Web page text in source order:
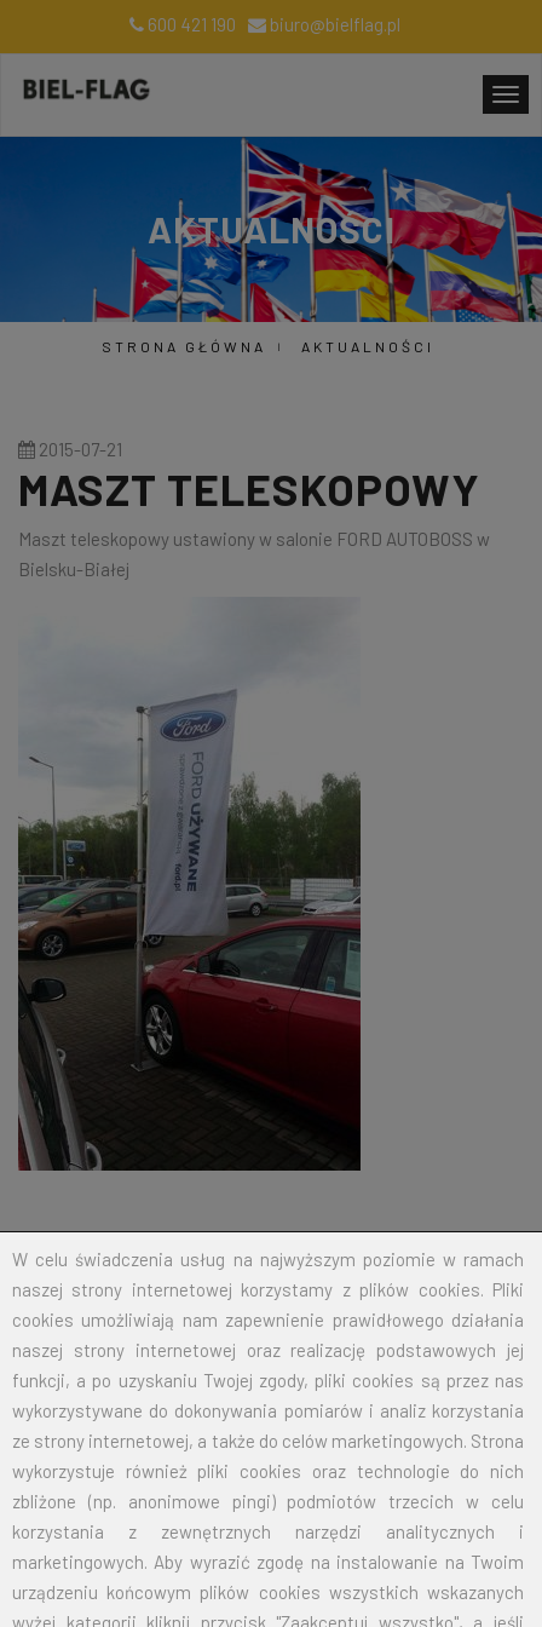
W celu świadczenia usług na najwyższym poziomie w ramach
naszej strony internetowej korzystamy z plików cookies. Pliki
cookies umożliwiają nam zapewnienie prawidłowego działania
naszej strony internetowej oraz realizację podstawowych jej
funkcji, a po uzyskaniu Twojej zgody, pliki cookies są przez nas
wykorzystywane do dokonywania pomiarów i analiz korzystania
ze strony internetowej, a także do celów marketingowych. Strona
wykorzystuje również pliki cookies oraz technologie do nich
zbliżone (np. anonimowe pingi) podmiotów trzecich w celu
korzystania z zewnętrznych narzędzi analitycznych i
marketingowych. Aby wyrazić zgodę na instalowanie na Twoim
urządzeniu końcowym plików cookies wszystkich wskazanych
wyżej kategorii kliknij przycisk "Zaakceptuj wszystko", a jeśli
600 421 190 biuro@bielflag.pl
AKTUALNOŚCI
STRONA GŁÓWNA AKTUALNOŚCI
2015-07-21
MASZT TELESKOPOWY
Maszt teleskopowy ustawiony w salonie FORD AUTOBOSS w
Bielsku-Białej
BIELFLAG
BIEL - FLAG
Flagi, Bandery, Reklamy Sp. z o.o.
jest firmą plasującą swoją działalność w segmencie rynku
zajmowanym przez usługi reklamowe i promocyjne.
SKONTAKTUJ SIĘ Z NAMI